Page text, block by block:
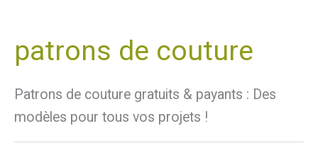
patrons de couture
Patrons de couture gratuits & payants : Des
modèles pour tous vos projets !